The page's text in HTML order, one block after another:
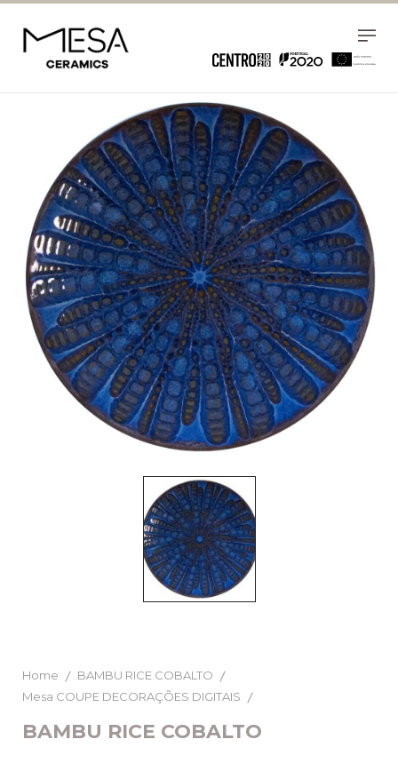
Home
BAMBU RICE COBALTO
Mesa COUPE DECORAÇÕES DIGITAIS
BAMBU RICE COBALTO